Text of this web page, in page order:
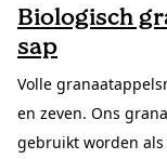
Biologisch
sap
Volle
en zeven. Ons
gebruikt worden